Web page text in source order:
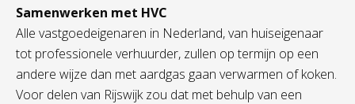
Samenwerken met HVC
Alle vastgoedeigenaren in Nederland, van huiseigenaar
tot professionele verhuurder, zullen op termijn op een
andere wijze dan met aardgas gaan verwarmen of koken.
Voor delen van Rijswijk zou dat met behulp van een